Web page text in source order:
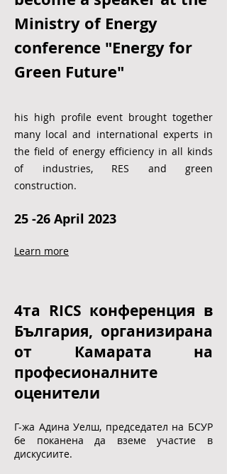
BGBC has been invited to
become a speaker at the
Ministry of Energy
Green Future"
his high profile event brought together
many local and international experts in
the field of energy efficiency in all kinds
of industries, RES and green
construction.
25 -26 April 2023
4та RICS конференция в
България, организирана
от Камарата на
оценители